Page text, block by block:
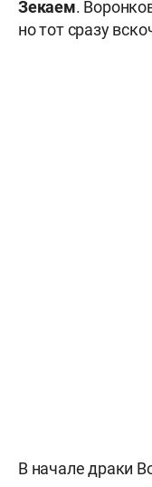
Зекаем.
но тот сразу
В начале драки